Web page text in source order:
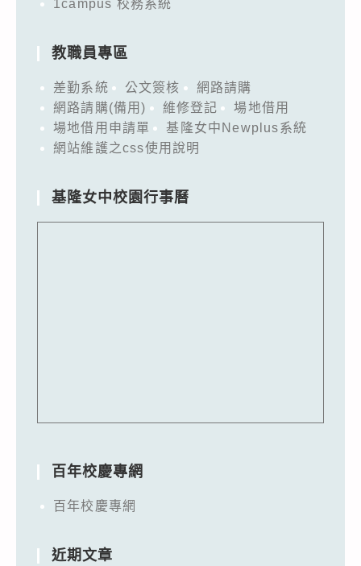
1campus 校務系統
教職員專區
差勤系統 公文簽核
網路請購
網路請購(備用)
維修登記
場地借用
場地借用申請單
基隆女中Newplus系統
網站維護之css使用說明
基隆女中校園行事曆
百年校慶專網
百年校慶專網
近期文章